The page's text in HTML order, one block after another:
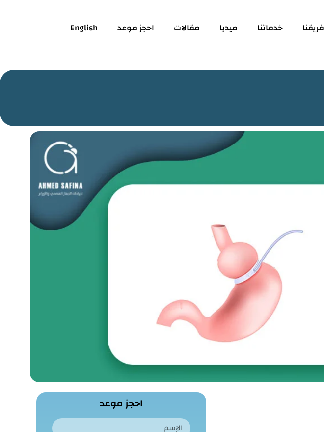
فريقنا خدماتنا ميديا مقالات احجز موعد English
احجز موعد